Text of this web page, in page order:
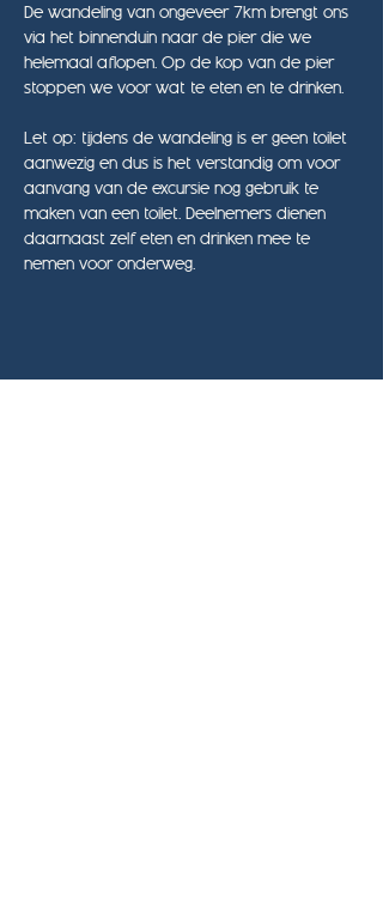
De wandeling van ongeveer 7km brengt ons
via het binnenduin naar de pier die we
helemaal aflopen. Op de kop van de pier
stoppen we voor wat te eten en te drinken.
Let op: tijdens de wandeling is er geen toilet
aanwezig en dus is het verstandig om voor
aanvang van de excursie nog gebruik te
maken van een toilet. Deelnemers dienen
daarnaast zelf eten en drinken mee te
nemen voor onderweg.